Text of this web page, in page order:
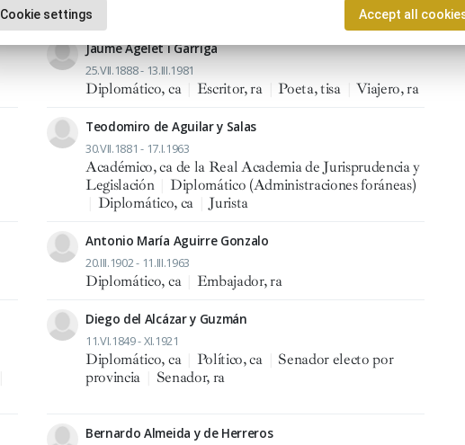
Jaume Agelet i Garriga
25.VII.1888 - 13.III.1981
Diplomático, ca Escritor, ra Poeta, tisa Viajero, ra
Teodomiro de Aguilar y Salas
30.VII.1881 - 17.I.1963
Académico, ca de la Real Academia de Jurisprudencia y
Legislación
Diplomático (Administraciones foráneas)
Diplomático, ca Jurista
Antonio María Aguirre Gonzalo
20.III.1902 - 11.III.1963
Diplomático, ca Embajador, ra
Diego del Alcázar y Guzmán
11.VI.1849 - XI.1921
Diplomático, ca Político, ca
Senador electo por
provincia
Senador, ra
Bernardo Almeida y de Herreros
Cookie settings Accept all